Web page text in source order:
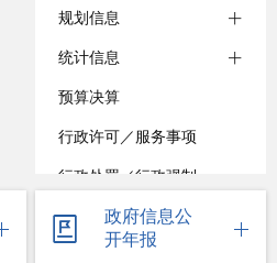
规划信息
统计信息
预算决算
行政许可／服务事项
行政处罚／行政强制
收费项目政府信息公
开年报